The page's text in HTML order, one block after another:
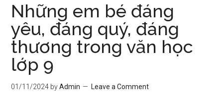
Những em bé đáng
yêu, đáng quý, đáng
thương trong văn học
lớp 9
01/11/2024 byAdmin Leave a Comment